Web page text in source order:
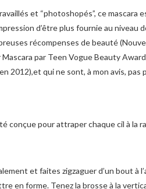
et “photoshopés”, ce mascara
d’être plus fournie au niveau
récompenses de beauté
par Teen Vogue Beauty
2012),et qui ne sont, à mon avis, pas
conçue pour attraper chaque cil à la
et faites zigzaguer d’un bout à
en forme. Tenez la brosse à la